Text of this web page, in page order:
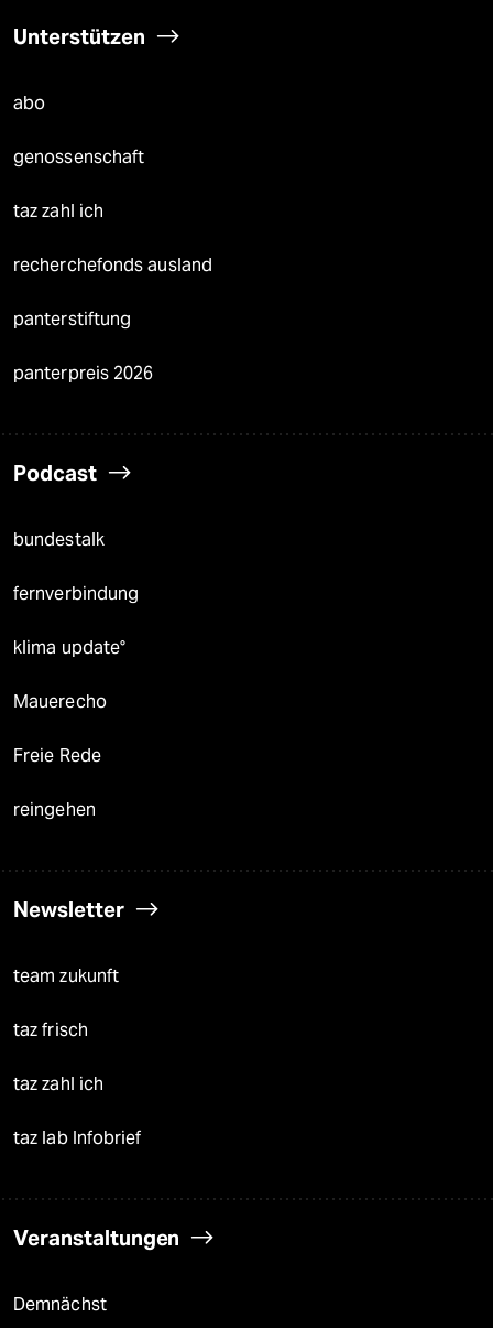
Unterstützen
abo
genossenschaft
taz zahl ich
recherchefonds ausland
panterstiftung
panterpreis 2026
Podcast
bundestalk
fernverbindung
klima update°
Mauerecho
Freie Rede
reingehen
Newsletter
team zukunft
taz frisch
taz zahl ich
taz lab Infobrief
Veranstaltungen
Demnächst